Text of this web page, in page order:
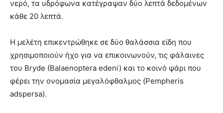
νερό, τα υδρόφωνα κατέγραψαν δύο λεπτά δεδομένων
κάθε 20 λεπτά.
Η μελέτη επικεντρώθηκε σε δύο θαλάσσια είδη που
χρησιμοποιούν ήχο για να επικοινωνούν, τις φάλαινες
του Bryde (Balaenoptera edeni) και το κοινό ψάρι που
φέρει την ονομασία μεγαλόφθαλμος (Pempheris
adspersa).